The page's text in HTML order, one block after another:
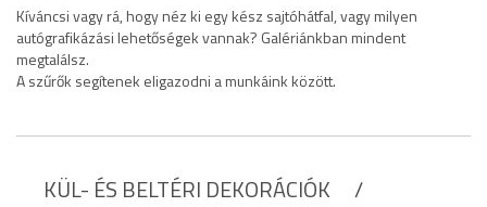
Kíváncsi vagy rá, hogy néz ki egy kész sajtóhátfal, vagy milyen
autógrafikázási lehetőségek vannak? Galériánkban mindent
megtalálsz.
A szűrők segítenek eligazodni a munkáink között.
KÜL- ÉS BELTÉRI DEKORÁCIÓK